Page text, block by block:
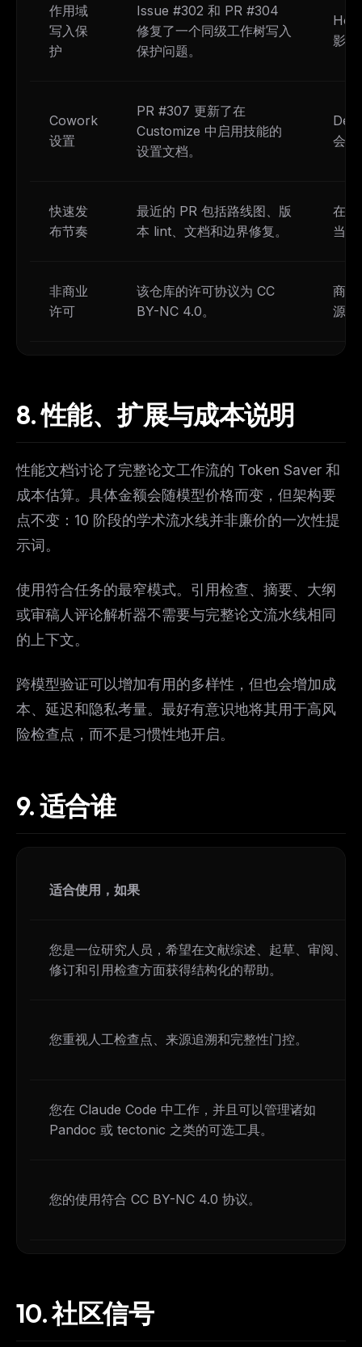
作用域
写入保
护
Issue #302 和 PR #304
修复了一个同级工作树写入
保护问题。
影响
Cowork
设置
PR #307 更新了在
Customize 中启用技能的
设置文档。
会错
快速发
布节奏
最近的 PR 包括路线图、版
本 lint、文档和边界修复。
在依
当
非商业
许可
该仓库的许可协议为 CC
BY-NC 4.0。
商
源代
8.性能、扩展与成本说明
性能文档讨论了完整论文工作流的 Token Saver 和
成本估算。具体金额会随模型价格而变，但架构要
点不变：10 阶段的学术流水线并非廉价的一次性提
示词。
使用符合任务的最窄模式。引用检查、摘要、大纲
或审稿人评论解析器不需要与完整论文流水线相同
的上下文。
跨模型验证可以增加有用的多样性，但也会增加成
本、延迟和隐私考量。最好有意识地将其用于高风
险检查点，而不是习惯性地开启。
9.适合谁
适合使用，如果
您是一位研究人员，希望在文献综述、起草、审阅、
修订和引用检查方面获得结构化的帮助。
您重视人工检查点、来源追溯和完整性门控。
您在 Claude Code 中工作，并且可以管理诸如
Pandoc 或 tectonic 之类的可选工具。
您的使用符合 CC BY-NC 4.0 协议。
10.社区信号